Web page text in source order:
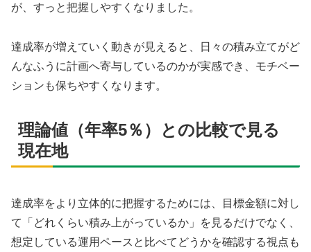
が、すっと把握しやすくなりました。
達成率が増えていく動きが見えると、日々の積み立てがど
んなふうに計画へ寄与しているのかが実感でき、モチベー
ションも保ちやすくなります。
理論値（年率5％）との比較で見る
現在地
達成率をより立体的に把握するためには、目標金額に対し
て「どれくらい積み上がっているか」を見るだけでなく、
想定している運用ペースと比べてどうかを確認する視点も